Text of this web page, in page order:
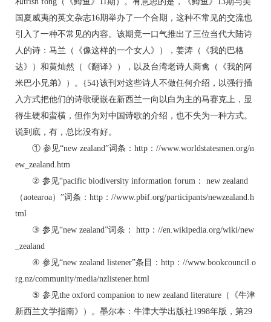
国夏威夷的英文杂志16期举办了一个合期，这种不常见的交流也
引入了一种不常见的内容。该期竟一口气推出了三位当代大陆诗
人的诗：马兰（《像这样的一个女人》），姜涛（《我的巴格
达》）和黄灿然（《翻译》），以及台湾老诗人商禽（《我的阿
米巴小兄弟》）。{54}该刊对这些诗人不做任何介绍，以强行插
入方式把他们的诗歌硬嵌在新西兰一向以白为主的马赛克上，显
得生硬和蛮横，但作为对中国诗歌的介绍，也不失为一种方式。
说到底，有，总比没有好。
① 参见“new zealand”词条：http：//www.worldstatesmen.org/n
ew_zealand.htm
② 参见“pacific biodiversity information forum： new zealand
（aotearoa）”词条：http：//www.pbif.org/participants/newzealand.h
tml
③ 参见“new zealand”词条： http：//en.wikipedia.org/wiki/new
_zealand
④ 参见“new zealand listener”条目：http：//www.bookcouncil.o
rg.nz/community/media/nzlistener.html
⑤ 参见the oxford companion to new zealand literature（《牛津
新西兰文学指南》）。墨尔本：牛津大学出版社1998年版，第29